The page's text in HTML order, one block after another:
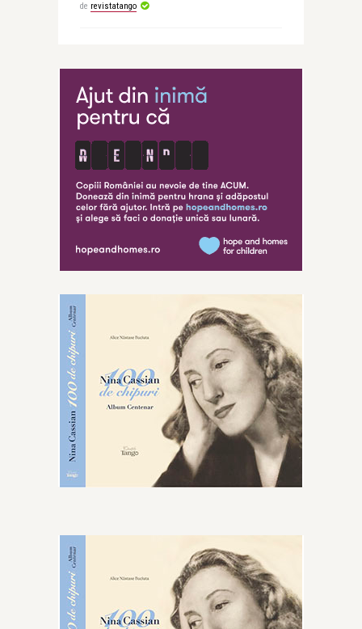
de revistatango